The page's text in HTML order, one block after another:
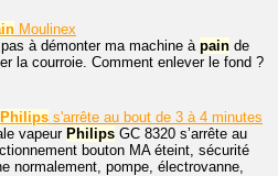
Moulinex
à démonter ma machine à pain de
la courroie. Comment enlever le fond ?
Philips s'arrête au bout de 3 à 4 minutes
vapeur Philips GC 8320 s’arrête au
bouton MA éteint, sécurité
normalement, pompe, électrovanne,